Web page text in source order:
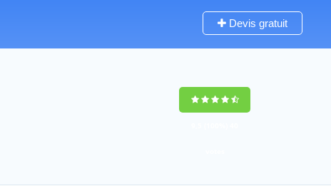
Devis gratuit